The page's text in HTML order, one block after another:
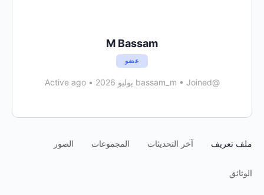
M Bassam
عضو
@bassam_m
• Joined يوليو 2026 •
Active ago
ملف تعريف آخر التحديثات المجموعات الصور
الوثائق